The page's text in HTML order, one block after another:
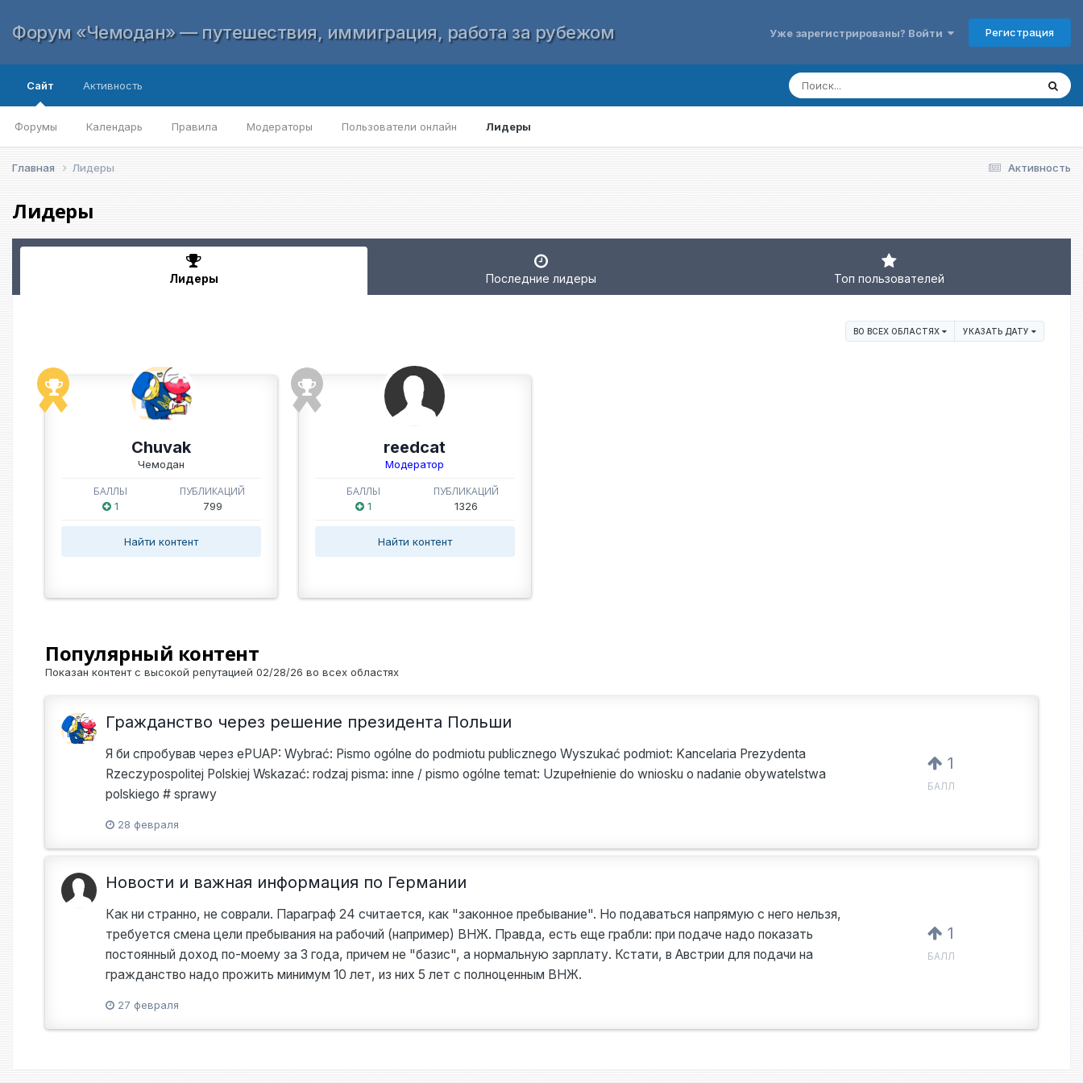
Форум «Чемодан» — путешествия, иммиграция, работа за рубежом Уже зарегистрированы? Войти Регистрация
Сайт
Форумы Календарь Правила Модераторы Пользователи онлайн Лидеры
Активность
Активность
Главная Лидеры
Лидеры
Лидеры Последние лидеры Топ пользователей
ВО ВСЕХ ОБЛАСТЯХ УКАЗАТЬ ДАТУ
Chuvak
Чемодан
БАЛЛЫ
1
ПУБЛИКАЦИЙ
799
Найти контент
reedcat
Модератор
БАЛЛЫ
1
ПУБЛИКАЦИЙ
1326
Найти контент
Популярный контент
Показан контент с высокой репутацией 02/28/26 во всех областях
Гражданство через решение президента Польши
Я би спробував через ePUAP: Wybrać: Pismo ogólne do podmiotu publicznego Wyszukać podmiot: Kancelaria Prezydenta
Rzeczypospolitej Polskiej Wskazać: rodzaj pisma: inne / pismo ogólne temat: Uzupełnienie do wniosku o nadanie obywatelstwa
polskiego # sprawy
28 февраля
1
БАЛЛ
Новости и важная информация по Германии
Как ни странно, не соврали. Параграф 24 считается, как "законное пребывание". Но подаваться напрямую с него нельзя,
требуется смена цели пребывания на рабочий (например) ВНЖ. Правда, есть еще грабли: при подаче надо показать
постоянный доход по-моему за 3 года, причем не "базис", а нормальную зарплату. Кстати, в Австрии для подачи на
гражданство надо прожить минимум 10 лет, из них 5 лет с полноценным ВНЖ.
27 февраля
1
БАЛЛ